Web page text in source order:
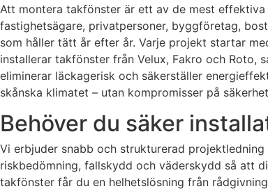
Att montera takfönster är ett av de mest
fastighetsägare, privatpersoner, byggföretag,
som håller tätt år efter år. Varje projekt startar
installerar takfönster från Velux, Fakro och Roto,
eliminerar läckagerisk och säkerställer
skånska klimatet – utan kompromisser på
Behöver du säker
Vi erbjuder snabb och strukturerad
riskbedömning, fallskydd och väderskydd så att
takfönster får du en helhetslösning från